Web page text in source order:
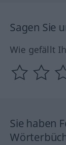
Sagen Sie
Wie gefällt
Sie haben